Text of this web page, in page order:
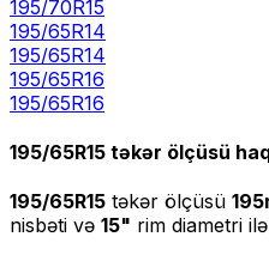
195/70R15
195/65R14
195/65R14
195/65R16
195/65R16
195/65R15 təkər ölçüsü
195/65R15 təkər ölçüsü 195
nisbəti və 15" rim diametri